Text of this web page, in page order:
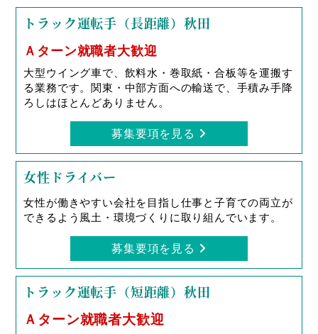
トラック運転手（長距離）秋田
Ａターン就職者大歓迎
大型ウイング車で、飲料水・巻取紙・合板等を運搬す
る業務です。関東・中部方面への輸送で、手積み手降
ろしはほとんどありません。
募集要項を見る
女性ドライバー
女性が働きやすい会社を目指し仕事と子育ての両立が
できるよう風土・環境づくりに取り組んでいます。
募集要項を見る
トラック運転手（短距離）秋田
Ａターン就職者大歓迎